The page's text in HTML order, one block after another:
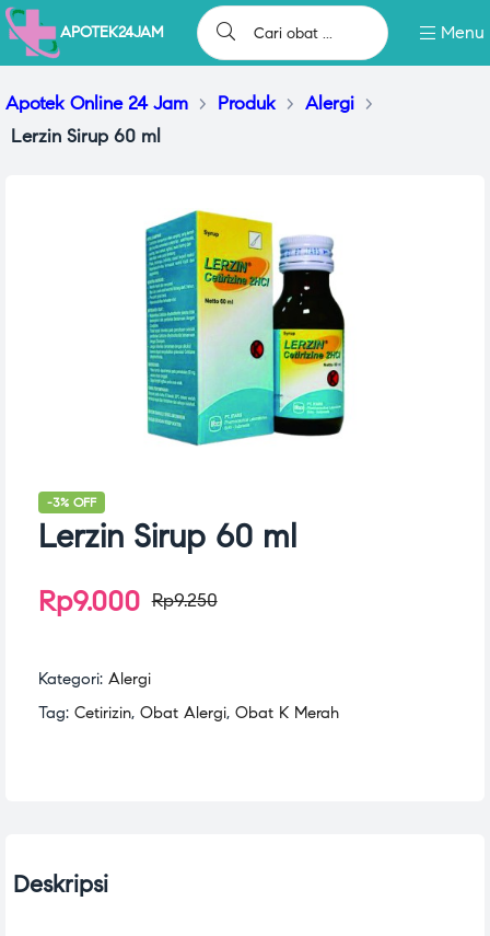
APOTEK24JAM Menu
Apotek Online 24 Jam > Produk > Alergi >
Lerzin Sirup 60 ml
-3% OFF
Lerzin Sirup 60 ml
Rp9.250
Rp9.000
Kategori: Alergi
Tag: Cetirizin, Obat Alergi, Obat K Merah
Deskripsi